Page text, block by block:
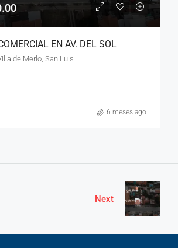
EN AV. DEL SOL
de Merlo, San Luis
6 meses ago
Next